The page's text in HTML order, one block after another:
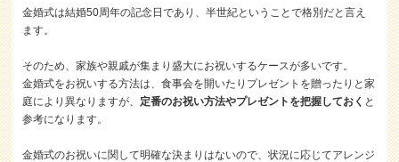
金婚式は結婚50周年の記念日であり、半世紀ということで格別だと言え
ます。
そのため、家族や親戚が集まり盛大にお祝いするケースが多いです。
金婚式をお祝いする方法は、食事会を開いたりプレゼントを贈ったりと家
庭により異なりますが、 定番のお祝い方法やプレゼントを把握しておく と
参考になります。
金婚式のお祝いに関して明確な決まりはないので、状況に応じてアレンジ